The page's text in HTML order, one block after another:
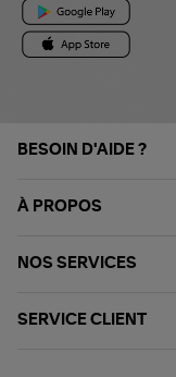
BESOIN D'AIDE ?
À PROPOS
NOS SERVICES
SERVICE CLIENT